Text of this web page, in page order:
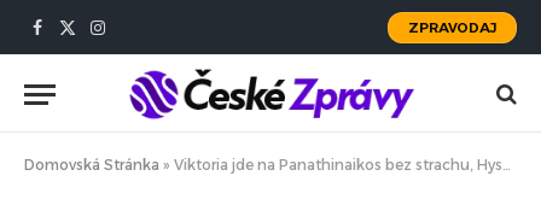
Facebook
X
Instagram
ZPRAVODAJ
Domovská Stránka » Viktoria jde na Panathinaikos bez strachu, Hyský věří v postup – Aktuálně.cz